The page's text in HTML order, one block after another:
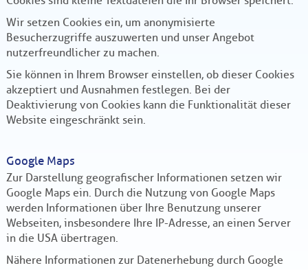
Wir setzen Cookies ein, um anonymisierte
Besucherzugriffe auszuwerten und unser Angebot
nutzerfreundlicher zu machen.
Sie können in Ihrem Browser einstellen, ob dieser Cookies
akzeptiert und Ausnahmen festlegen. Bei der
Deaktivierung von Cookies kann die Funktionalität dieser
Website eingeschränkt sein.
Google Maps
Zur Darstellung geografischer Informationen setzen wir
Google Maps ein. Durch die Nutzung von Google Maps
werden Informationen über Ihre Benutzung unserer
Webseiten, insbesondere Ihre IP-Adresse, an einen Server
in die USA übertragen.
Nähere Informationen zur Datenerhebung durch Google